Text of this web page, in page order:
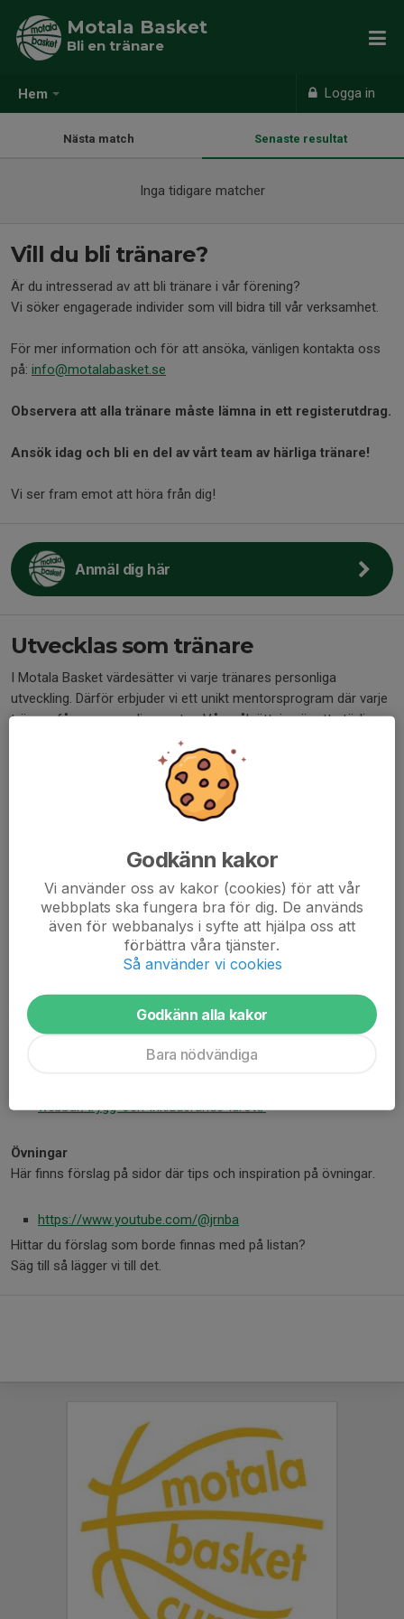
Hem Logga in
Motala Basket
Bli en tränare
Nästa match Senaste resultat
Inga tidigare matcher
Vill du bli tränare?
Är du intresserad av att bli tränare i vår förening?
Vi söker engagerade individer som vill bidra till vår verksamhet.
För mer information och för att ansöka, vänligen kontakta oss
på: info@motalabasket.se
Observera att alla tränare måste lämna in ett registerutdrag.
Ansök idag och bli en del av vårt team av härliga tränare!
Vi ser fram emot att höra från dig!
Anmäl dig här
Utvecklas som tränare
I Motala Basket värdesätter vi varje tränares personliga
utveckling. Därför erbjuder vi ett unikt mentorsprogram där varje
tränare får en personlig mentor. Vår målsättning är att stödja
och inspirera våra tränare att nå sin fulla potential, både på och
Vi erbjuder utbildningar, clinics och andra träffar där vi umgås
Tips på utbildningar:
Basketens utbildningar:
https://basketutbildning.se/
webbar/utbildning-for-tranare/
webbar/ledarskap/
webbar/trygg-och-inkluderande-idrott/
Övningar
Här finns förslag på sidor där tips och inspiration på övningar.
https://www.youtube.com/@jrnba
Hittar du förslag som borde finnas med på listan?
Säg till så lägger vi till det.
Godkänn kakor
Vi använder oss av kakor (cookies) för att vår
webbplats ska fungera bra för dig. De används
även för webbanalys i syfte att hjälpa oss att
förbättra våra tjänster.
Så använder vi cookies
Godkänn alla kakor
Bara nödvändiga